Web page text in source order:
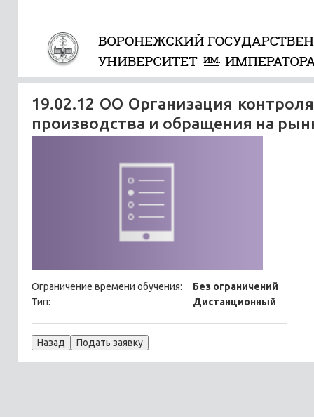
19.02.12 ОО Организация
производства и обращения на
Ограничение времени обучения:
Без ограничений
Тип:
Дистанционный